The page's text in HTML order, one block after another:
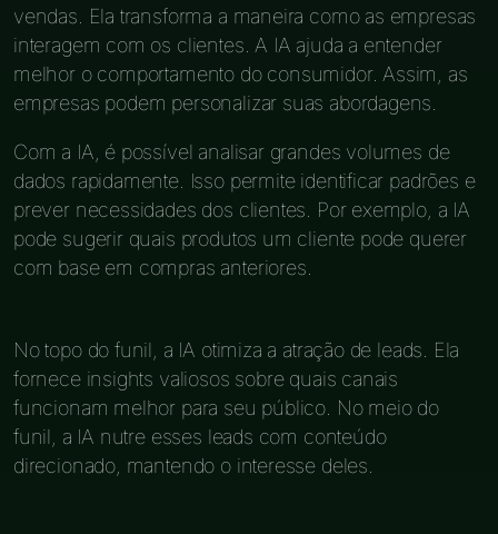
vendas. Ela transforma a maneira como as empresas
interagem com os clientes. A IA ajuda a entender
melhor o comportamento do consumidor. Assim, as
empresas podem personalizar suas abordagens.
Com a IA, é possível analisar grandes volumes de
dados rapidamente. Isso permite identificar padrões e
prever necessidades dos clientes. Por exemplo, a IA
pode sugerir quais produtos um cliente pode querer
com base em compras anteriores.
No topo do funil, a IA otimiza a atração de leads. Ela
fornece insights valiosos sobre quais canais
funcionam melhor para seu público. No meio do
funil, a IA nutre esses leads com conteúdo
direcionado, mantendo o interesse deles.